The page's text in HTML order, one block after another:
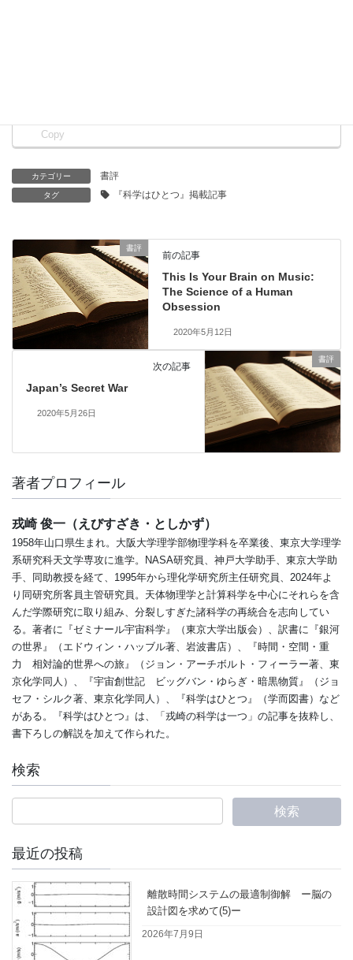
Copy
カテゴリー 書評
タグ 『科学はひとつ』掲載記事
書評
前の記事
This Is Your Brain on Music:
The Science of a Human
Obsession
2020年5月12日
書評
次の記事
Japan’s Secret War
2020年5月26日
著者プロフィール
戎崎 俊一（えびすざき・としかず）
1958年山口県生まれ。大阪大学理学部物理学科を卒業後、東京大学理学
系研究科天文学専攻に進学。NASA研究員、神戸大学助手、東京大学助
手、同助教授を経て、1995年から理化学研究所主任研究員、2024年よ
り同研究所客員主管研究員。天体物理学と計算科学を中心にそれらを含
んだ学際研究に取り組み、分裂しすぎた諸科学の再統合を志向してい
る。著者に『ゼミナール宇宙科学』（東京大学出版会）、訳書に『銀河
の世界』（エドウィン・ハッブル著、岩波書店）、『時間・空間・重
力 相対論的世界への旅』（ジョン・アーチボルト・フィーラー著、東
京化学同人）、『宇宙創世記 ビッグバン・ゆらぎ・暗黒物質』（ジョ
セフ・シルク著、東京化学同人）、『科学はひとつ』（学而図書）など
がある。『科学はひとつ』は、「戎崎の科学は一つ」の記事を抜粋し、
書下ろしの解説を加えて作られた。
検索
最近の投稿
離散時間システムの最適制御解 ー脳の
設計図を求めて(5)ー
2026年7月9日